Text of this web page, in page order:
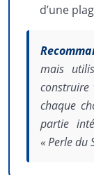
d’une
mais
chaque
partie
« Perle du